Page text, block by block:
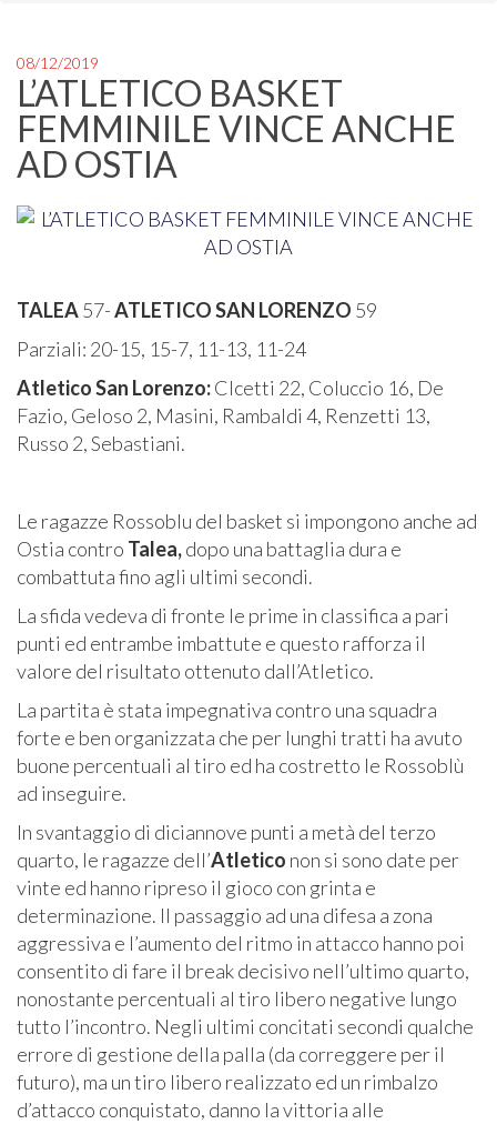
08/12/2019
L’ATLETICO BASKET
FEMMINILE VINCE ANCHE
AD OSTIA
TALEA57-ATLETICO SAN LORENZO 59
Parziali: 20-15, 15-7, 11-13, 11-24
Atletico San Lorenzo:CIcetti 22, Coluccio 16, De
Fazio, Geloso 2, Masini, Rambaldi 4, Renzetti 13,
Russo 2, Sebastiani.
Le ragazze Rossoblu del basket si impongono anche ad
Ostia contro Talea,dopo una battaglia dura e
combattuta fino agli ultimi secondi.
La sfida vedeva di fronte le prime in classifica a pari
punti ed entrambe imbattute e questo rafforza il
valore del risultato ottenuto dall’Atletico.
La partita è stata impegnativa contro una squadra
forte e ben organizzata che per lunghi tratti ha avuto
buone percentuali al tiro ed ha costretto le Rossoblù
ad inseguire.
In svantaggio di diciannove punti a metà del terzo
quarto, le ragazze dell’Atletico non si sono date per
vinte ed hanno ripreso il gioco con grinta e
determinazione. Il passaggio ad una difesa a zona
aggressiva e l’aumento del ritmo in attacco hanno poi
consentito di fare il break decisivo nell’ultimo quarto,
nonostante percentuali al tiro libero negative lungo
tutto l’incontro. Negli ultimi concitati secondi qualche
errore di gestione della palla (da correggere per il
futuro), ma un tiro libero realizzato ed un rimbalzo
d’attacco conquistato, danno la vittoria alle